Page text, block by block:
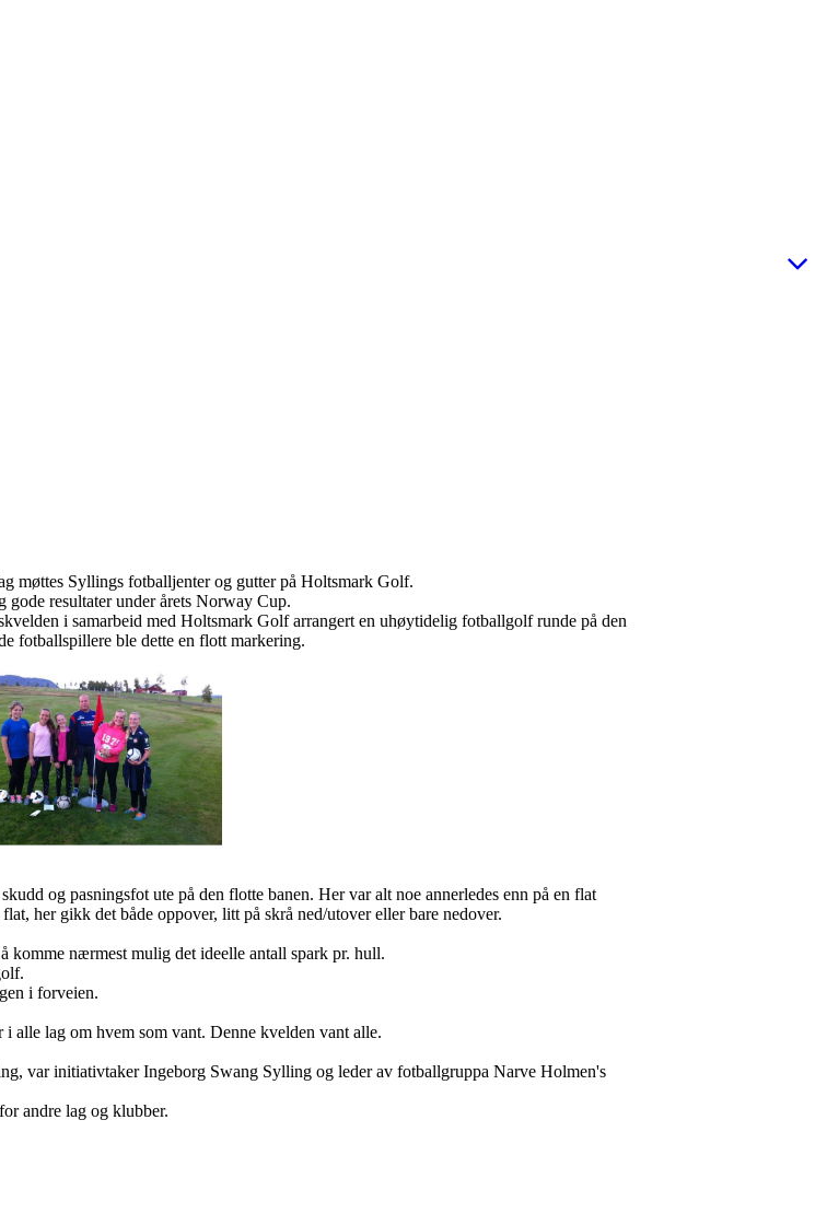
møttes Syllings fotballjenter og gutter på Holtsmark Golf.
gode resultater under årets Norway Cup.
i samarbeid med Holtsmark Golf arrangert en uhøytidelig fotballgolf runde på den
fotballspillere ble dette en flott markering.
og pasningsfot ute på den flotte banen. Her var alt noe annerledes enn på en flat
her gikk det både oppover, litt på skrå ned/utover eller bare nedover.
komme nærmest mulig det ideelle antall spark pr. hull.
i forveien.
alle lag om hvem som vant. Denne kvelden vant alle.
var initiativtaker Ingeborg Swang Sylling og leder av fotballgruppa Narve Holmen's
andre lag og klubber.